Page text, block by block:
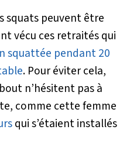
squats peuvent être
vécu ces retraités qui
squattée pendant 20
. Pour éviter cela,
n’hésitent pas à
comme cette femme
qui s’étaient installés